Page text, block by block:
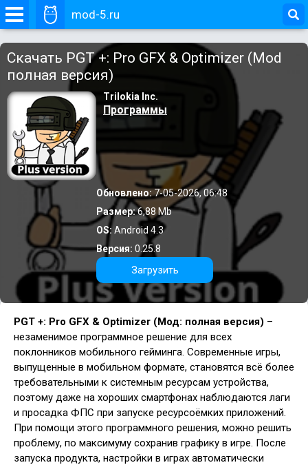
mod-5.ru
Скачать PGT +: Pro GFX & Optimizer (Mod
полная версия)
Trilokia Inc.
Программы
Обновлено:7-05-2026, 06:48
Размер:6,88 Mb
OS:Android 4.3
Версия: 0.25.8
Загрузить
PGT +: Pro GFX & Optimizer (Мод: полная версия) –
незаменимое программное решение для всех
поклонников мобильного гейминга. Современные игры,
выпущенные в мобильном формате, становятся всё более
требовательными к системным ресурсам устройства,
поэтому даже на хороших смартфонах наблюдаются лаги
и просадка ФПС при запуске ресурсоёмких приложений.
При помощи этого программного решения, можно решить
проблему, по максимуму сохранив графику в игре. После
запуска продукта, настройки в играх автоматически